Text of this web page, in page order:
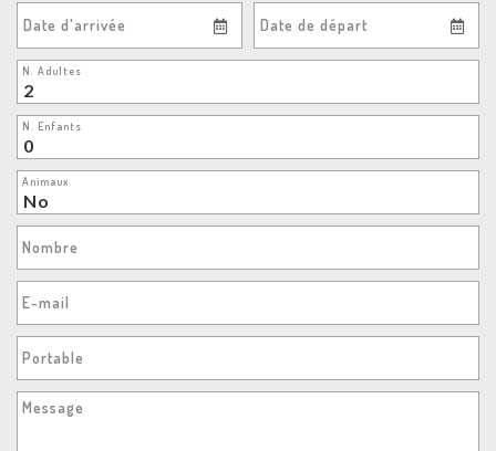
Date d'arrivée Date de départ
N. Adultes
N. Enfants
Animaux
Nombre
E-mail
Portable
Message